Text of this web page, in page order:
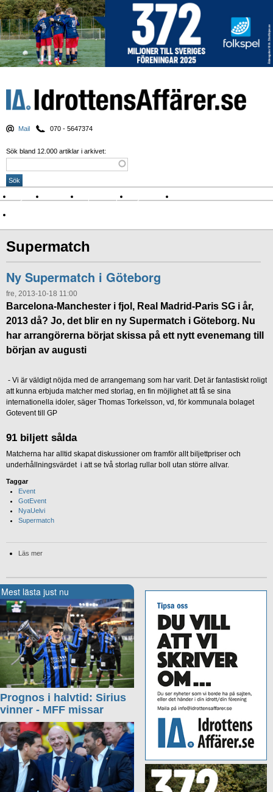
Mail 070 - 5647374
Sök bland 12.000 artiklar i arkivet:
Nyheter Krönikor Sport & spel Nyhetsbrev
Supermatch
Ny Supermatch i Göteborg
fre, 2013-10-18 11:00
Barcelona-Manchester i fjol, Real Madrid-Paris SG i år,
2013 då? Jo, det blir en ny Supermatch i Göteborg. Nu
har arrangörerna börjat skissa på ett nytt evenemang till
början av augusti
- Vi är väldigt nöjda med de arrangemang som har varit. Det är fantastiskt roligt
att kunna erbjuda matcher med storlag, en fin möjlighet att få se sina
internationella idoler, säger Thomas Torkelsson, vd, för kommunala bolaget
Gotevent till GP
91 biljett sålda
Matcherna har alltid skapat diskussioner om framför allt biljettpriser och
underhållningsvärdet i att se två storlag rullar boll utan större allvar.
Taggar
Event
GotEvent
NyaUelvi
Supermatch
Läs mer
Mest lästa just nu
Prognos i halvtid: Sirius
vinner - MFF missar